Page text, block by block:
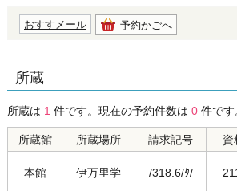
おすすメール 予約かごへ
所蔵
所蔵は 1 件です。現在の予約件数は 0 件です
所蔵館 所蔵場所 請求記号 資
本館 伊万里学 /318.6/ﾀ/